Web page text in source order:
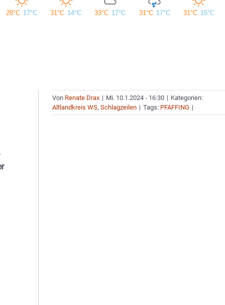
Von Renate Drax | Mi. 10.1.2024 - 16:30 | Kategorien:
Altlandkreis WS,Schlagzeilen | Tags: PFAFFING |